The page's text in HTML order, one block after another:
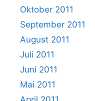
Oktober 2011
September 2011
August 2011
Juli 2011
Juni 2011
Mai 2011